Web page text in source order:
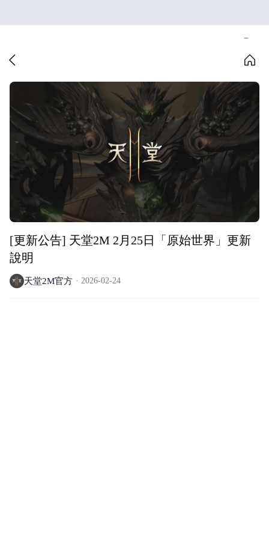
[更新公告] 天堂2M 2月25日「原始世界」更新
說明
天堂2M官方 2026-02-24